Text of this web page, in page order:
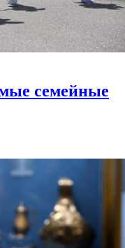
семейные